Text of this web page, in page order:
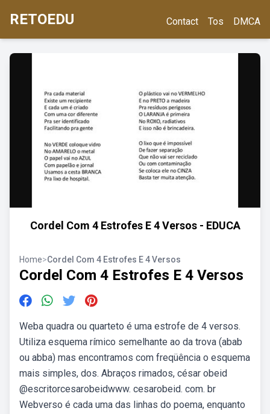
RETOEDU Contact Tos DMCA
Cordel Com 4 Estrofes E 4 Versos - EDUCA
Home>Cordel Com 4 Estrofes E 4 Versos
Cordel Com 4 Estrofes E 4 Versos
Weba quadra ou quarteto é uma estrofe de 4 versos.
Utiliza esquema rímico semelhante ao da trova (abab
ou abba) mas encontramos com freqüência o esquema
mais simples, dos. Abraços rimados, césar obeid
@escritorcesarobeidwww. cesarobeid. com. br
Webverso é cada uma das linhas do poema, enquanto